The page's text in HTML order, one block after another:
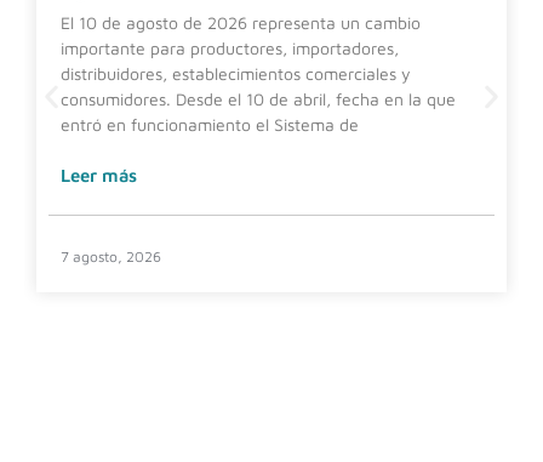
El 10 de agosto de 2026 representa un cambio
importante para productores, importadores,
distribuidores, establecimientos comerciales y
consumidores. Desde el 10 de abril, fecha en la que
entró en funcionamiento el Sistema de
Leer más
7 agosto, 2026